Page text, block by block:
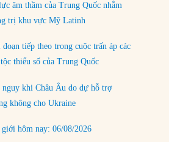
để kết thúc Chiến tranh Iran?
tiếp của Bắc Kinh ở Biển Đông
mới: Các nước nhỏ sẽ luôn
âm thầm của Trung Quốc nhằm
trị khu vực Mỹ Latinh
đoạn tiếp theo trong cuộc trấn áp các
thiểu số của Trung Quốc
khi Châu Âu do dự hỗ trợ
không cho Ukraine
giới hôm nay: 06/08/2026